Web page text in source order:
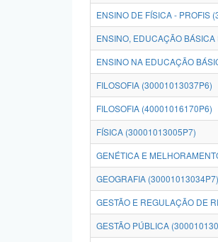
ENSINO DE FÍSICA - PROFIS
ENSINO, EDUCAÇÃO
ENSINO NA EDUCAÇÃO
FILOSOFIA (30001013037P6)
FILOSOFIA (40001016170P6)
FÍSICA (30001013005P7)
GENÉTICA E
GEOGRAFIA (30001013034P7)
GESTÃO E REGULAÇÃO DE
GESTÃO PÚBLICA